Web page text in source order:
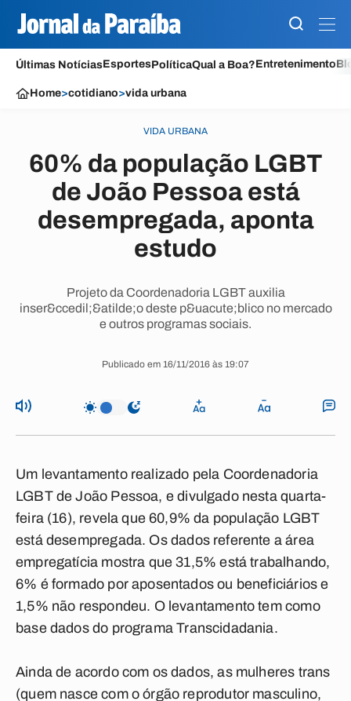
Últimas NotíciasEsportesPolíticaQual a Boa?Entretenimento
Home>cotidiano>vida urbana
VIDA URBANA
60% da população LGBT
de João Pessoa está
desempregada, aponta
estudo
Projeto da Coordenadoria LGBT auxilia
inser&ccedil;&atilde;o deste p&uacute;blico no mercado
e outros programas sociais.
Publicado em 16/11/2016 às 19:07
Um levantamento realizado pela Coordenadoria
LGBT de João Pessoa, e divulgado nesta quarta-
feira (16), revela que 60,9% da população LGBT
está desempregada. Os dados referente a área
empregatícia mostra que 31,5% está trabalhando,
6% é formado por aposentados ou beneficiários e
1,5% não respondeu. O levantamento tem como
base dados do programaTranscidadania.
Ainda de acordo com os dados, as mulheres trans
(quem nasce com o órgão reprodutor masculino,